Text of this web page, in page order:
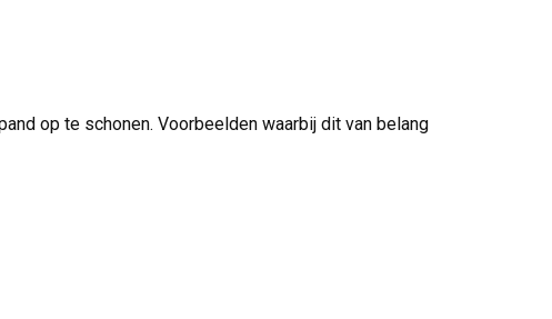
op te schonen. Voorbeelden waarbij dit van belang